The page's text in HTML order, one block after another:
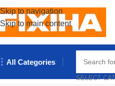
Skip to navigation
Skip to main content
All Categories
SELECT